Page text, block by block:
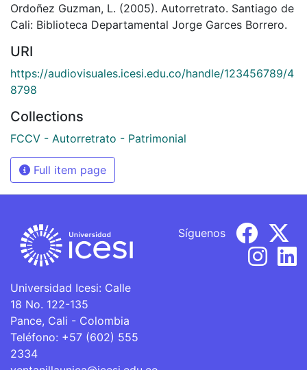
Ordoñez Guzman, L. (2005). Autorretrato. Santiago de
Cali: Biblioteca Departamental Jorge Garces Borrero.
URI
https://audiovisuales.icesi.edu.co/handle/123456789/4
8798
Collections
FCCV - Autorretrato - Patrimonial
Full item page
Universidad Icesi: Calle
18 No. 122-135
Pance, Cali - Colombia
Teléfono: +57 (602) 555
2334
Síguenos